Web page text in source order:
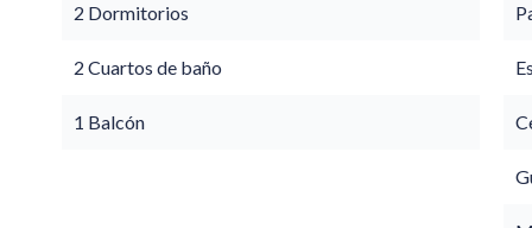
2 Dormitorios
2 Cuartos de baño
1 Balcón